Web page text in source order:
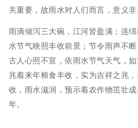
关重要，故雨水对人们而言，意义非
雨滴倾泻三大碗，江河皆盈满；连
水节气映照丰收前景；节令雨声不断
古人心照不宣，依雨水节气天气，
兆着来年粮食丰收，实为吉祥之兆
收，雨水滋润，预示着农作物茁壮
年。